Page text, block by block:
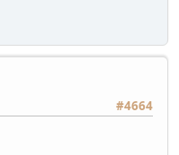
#4664